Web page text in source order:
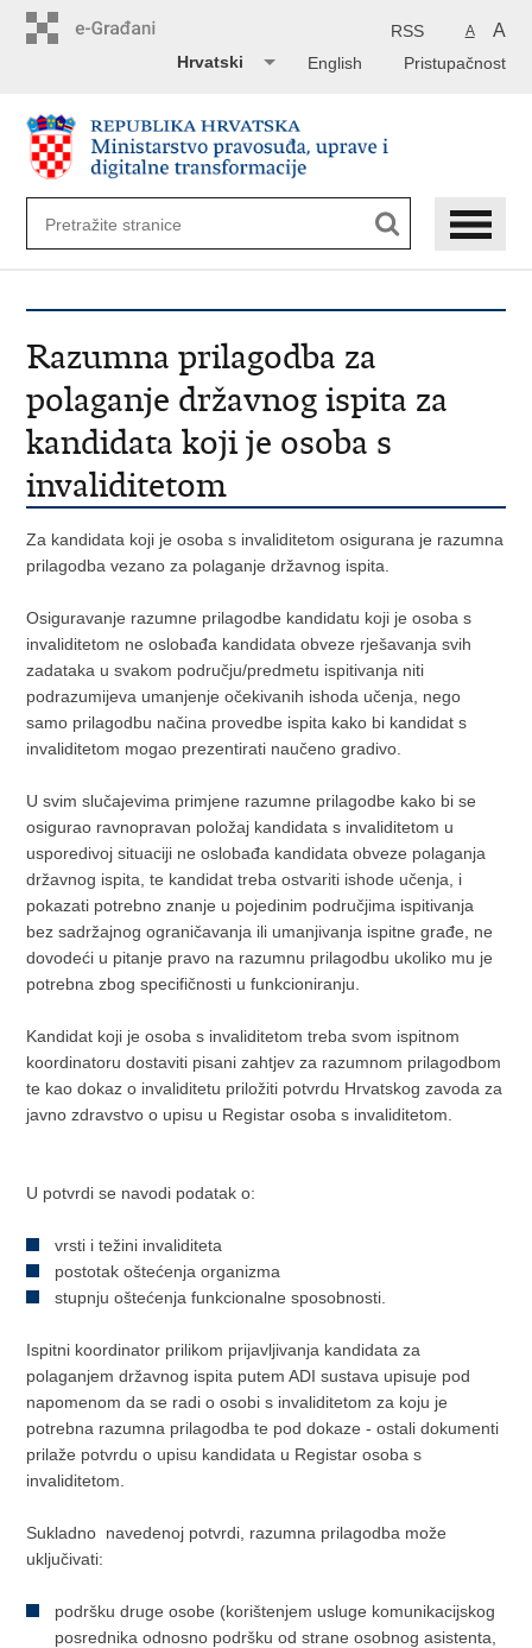
A A
RSS
Pristupačnost
English
Hrvatski
Razumna prilagodba za
polaganje državnog ispita za
kandidata koji je osoba s
invaliditetom
Za kandidata koji je osoba s invaliditetom osigurana je razumna
prilagodba vezano za polaganje državnog ispita.
Osiguravanje razumne prilagodbe kandidatu koji je osoba s
invaliditetom ne oslobađa kandidata obveze rješavanja svih
zadataka u svakom području/predmetu ispitivanja niti
podrazumijeva umanjenje očekivanih ishoda učenja, nego
samo prilagodbu načina provedbe ispita kako bi kandidat s
invaliditetom mogao prezentirati naučeno gradivo.
U svim slučajevima primjene razumne prilagodbe kako bi se
osigurao ravnopravan položaj kandidata s invaliditetom u
usporedivoj situaciji ne oslobađa kandidata obveze polaganja
državnog ispita, te kandidat treba ostvariti ishode učenja, i
pokazati potrebno znanje u pojedinim područjima ispitivanja
bez sadržajnog ograničavanja ili umanjivanja ispitne građe, ne
dovodeći u pitanje pravo na razumnu prilagodbu ukoliko mu je
potrebna zbog specifičnosti u funkcioniranju.
Kandidat koji je osoba s invaliditetom treba svom ispitnom
koordinatoru dostaviti pisani zahtjev za razumnom prilagodbom
te kao dokaz o invaliditetu priložiti potvrdu Hrvatskog zavoda za
javno zdravstvo o upisu u Registar osoba s invaliditetom.
U potvrdi se navodi podatak o:
vrsti i težini invaliditeta
postotak oštećenja organizma
stupnju oštećenja funkcionalne sposobnosti.
Ispitni koordinator prilikom prijavljivanja kandidata za
polaganjem državnog ispita putem ADI sustava upisuje pod
napomenom da se radi o osobi s invaliditetom za koju je
potrebna razumna prilagodba te pod dokaze - ostali dokumenti
prilaže potvrdu o upisu kandidata u Registar osoba s
invaliditetom.
Sukladno navedenoj potvrdi, razumna prilagodba može
uključivati:
podršku druge osobe (korištenjem usluge komunikacijskog
posrednika odnosno podršku od strane osobnog asistenta,